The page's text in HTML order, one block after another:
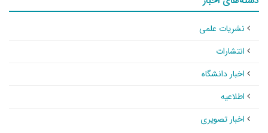
نشریات علمی
انتشارات
اخبار دانشگاه
اطلاعیه
اخبار تصویری